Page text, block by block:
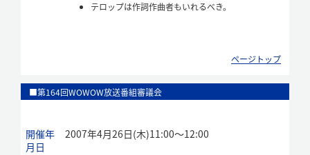
テロップは作詞作曲者もいれるべき。
ページトップ
■第164回WOWOW放送番組審議会
開催年
月日
2007年4月26日(木)11:00～12:00